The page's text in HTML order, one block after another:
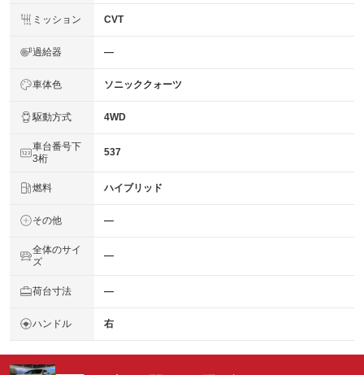
ミッション CVT
過給器 ―
車体色 ソニッククォーツ
駆動方式 4WD
車台番号下
3桁
537
燃料 ハイブリッド
その他 ―
全体のサイ
ズ
―
荷台寸法 ―
ハンドル 右